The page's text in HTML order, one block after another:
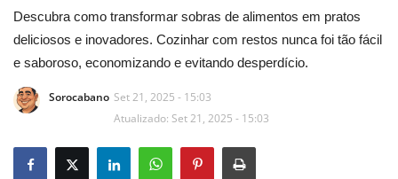
Galeria de Fotos
Categoria
Descubra como transformar sobras de alimentos em pratos
deliciosos e inovadores. Cozinhar com restos nunca foi tão fácil
e saboroso, economizando e evitando desperdício.
Sorocabano Set 21, 2025 - 15:03
Atualizado: Set 21, 2025 - 15:03